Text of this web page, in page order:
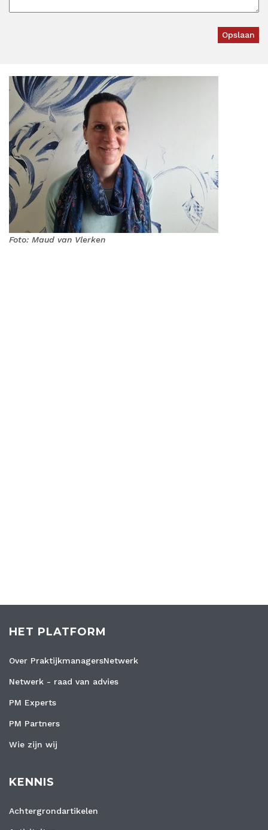
Foto: Maud van Vlerken
HET PLATFORM
Over PraktijkmanagersNetwerk
Netwerk - raad van advies
PM Experts
PM Partners
Wie zijn wij
KENNIS
Achtergrondartikelen